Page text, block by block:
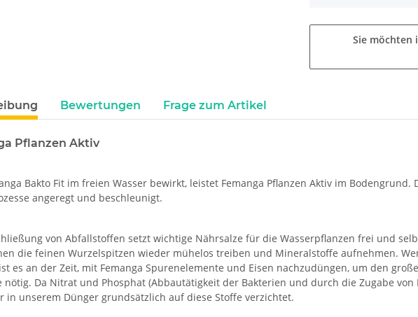
Sie möchten
Bewertungen Frage zum Artikel
Pflanzen Aktiv
Bakto Fit im freien Wasser bewirkt, leistet Femanga Pflanzen Aktiv im
angeregt und beschleunigt.
von Abfallstoffen setzt wichtige Nährsalze für die Wasserpflanzen frei und
die feinen Wurzelspitzen wieder mühelos treiben und Mineralstoffe aufnehmen.
es an der Zeit, mit Femanga Spurenelemente und Eisen nachzudüngen, um den
nötig. Da Nitrat und Phosphat (Abbautätigkeit der Bakterien und durch die Zugabe
in unserem Dünger grundsätzlich auf diese Stoffe verzichtet.